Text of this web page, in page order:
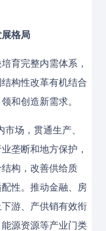
格局
育完整内需体系，
构性改革有机结合
和创造新需求。
场，贯通生产、
垄断和地方保护，
构，改善供给质
性。推动金融、房
游、产供销有效衔
源资源等产业门类